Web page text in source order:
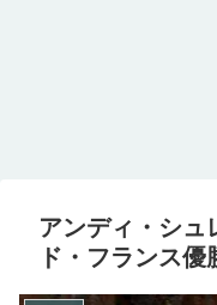
アンディ・シュ
ド・フランス優